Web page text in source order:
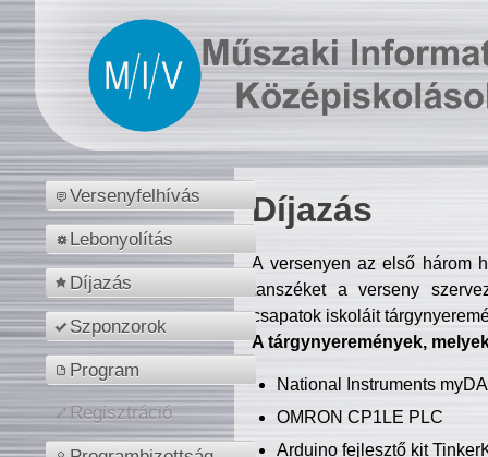
Versenyfelhívás
Lebonyolítás
Díjazás
Szponzorok
Program
Regisztráció
Díjazás
A versenyen az első három
tanszéket a verseny
csapatok iskoláit
A tárgynyeremények,
National Instruments
OMRON CP1LE PLC
Arduino fejlesztő kit